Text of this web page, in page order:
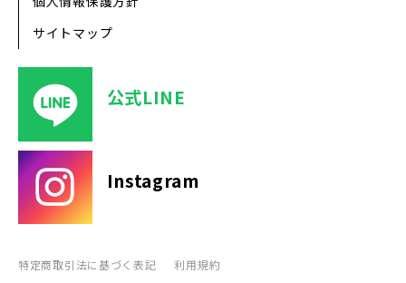
サイトマップ
公式LINE
Instagram
特定商取引法に基づく表記
利用規約